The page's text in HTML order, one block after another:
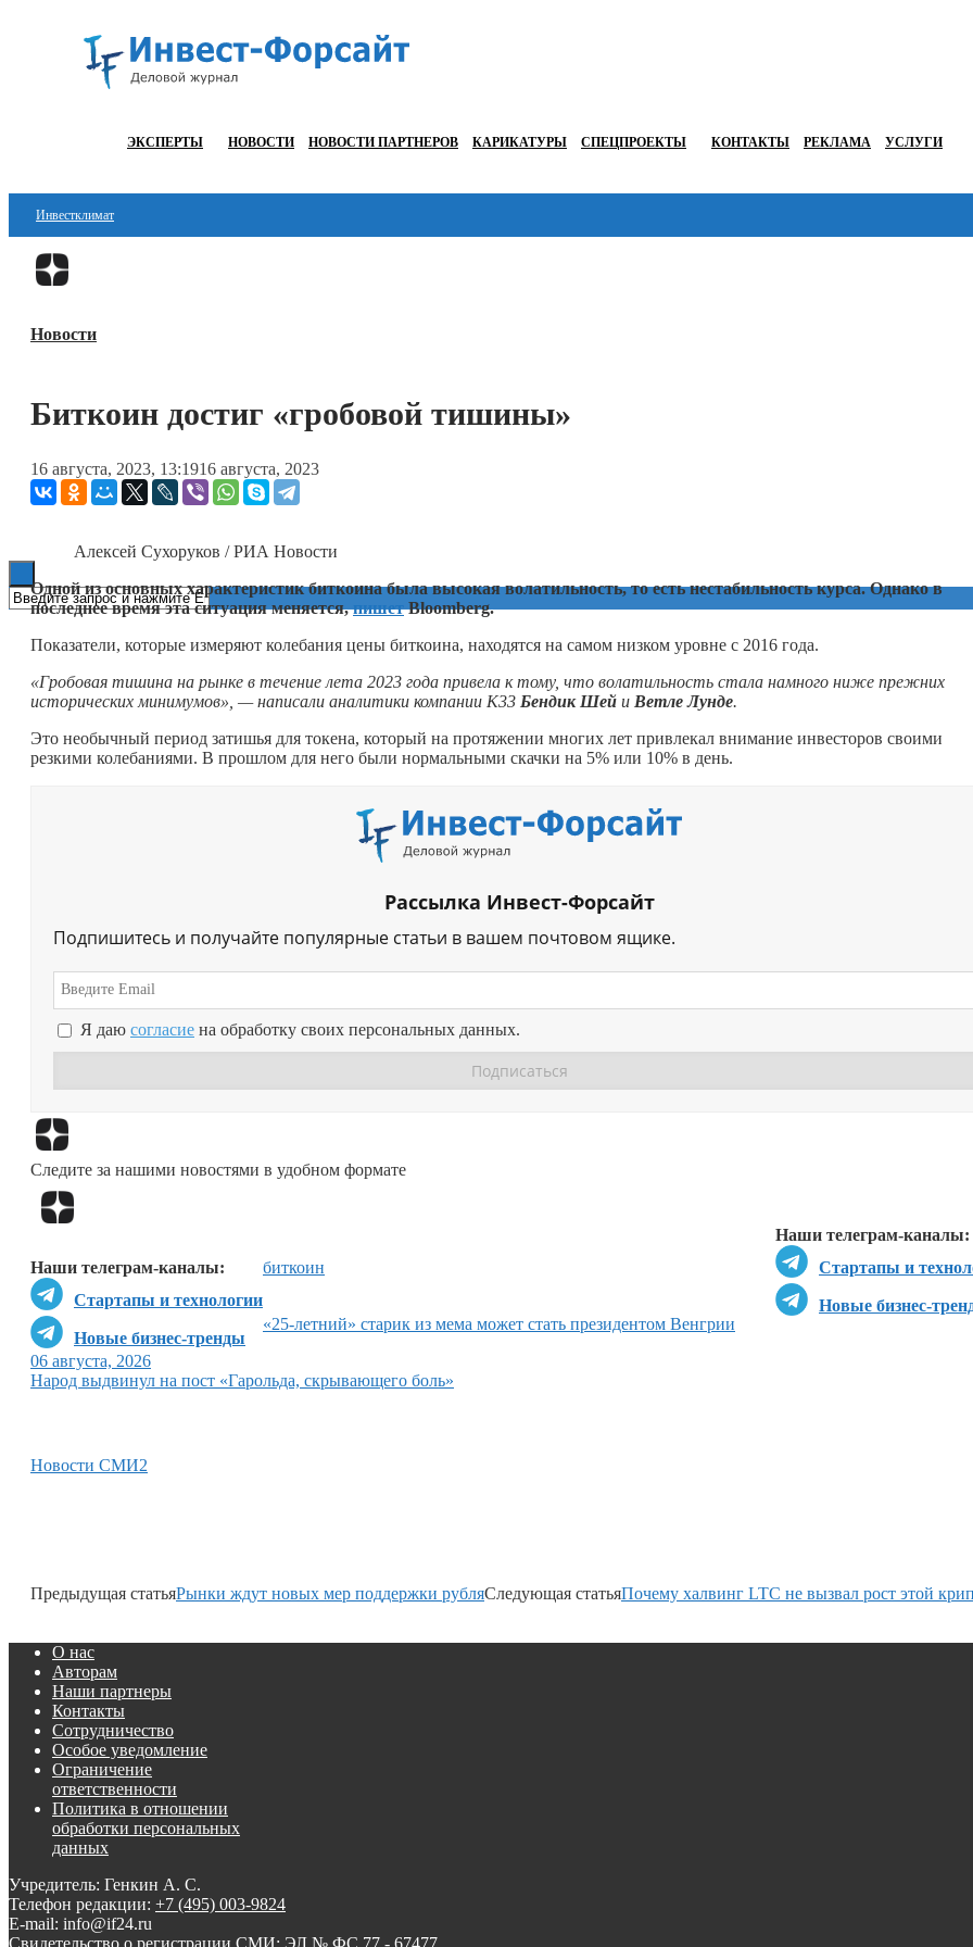
ЭКСПЕРТЫ НОВОСТИ НОВОСТИ ПАРТНЕРОВ КАРИКАТУРЫ СПЕЦПРОЕКТЫ КОНТАКТЫ РЕКЛАМА УСЛУГИ
Инвестклимат
Финансы
Блокчейн
ESG
Новости
Биткоин достиг «гробовой тишины»
16 августа, 2023, 13:1916 августа, 2023
Алексей Сухоруков / РИА Новости
Одной из основных характеристик биткоина была высокая волатильность, то есть нестабильность курса. Однако в
последнее время эта ситуация меняется,пишетBloomberg.
Показатели, которые измеряют колебания цены биткоина, находятся на самом низком уровне с 2016 года.
«Гробовая тишина на рынке в течение лета 2023 года привела к тому, что волатильность стала намного ниже прежних
исторических минимумов», — написали аналитики компании K33 Бендик Шей и Ветле Лунде.
Это необычный период затишья для токена, который на протяжении многих лет привлекал внимание инвесторов своими
резкими колебаниями. В прошлом для него были нормальными скачки на 5% или 10% в день.
Рассылка Инвест-Форсайт
Подпишитесь и получайте популярные статьи в вашем почтовом ящике.
Я даю согласие на обработку своих персональных данных.
Следите за нашими новостями в удобном формате
Наши телеграм-каналы:
Стартапы и
Новые бизнес-
Наши телеграм-каналы:
Стартапы и технологии
Новые бизнес-тренды
биткоин
«25-летний» старик из мема может стать президентом Венгрии
06 августа, 2026
Народ выдвинул на пост «Гарольда, скрывающего боль»
Новости СМИ2
Предыдущая статьяРынки ждут новых мер поддержки рубляСледующая статьяПочему халвинг LTC не вызвал рост этой
О нас
Авторам
Наши партнеры
Контакты
Сотрудничество
Особое уведомление
Ограничение
ответственности
Политика в отношении
обработки персональных
данных
Учредитель: Генкин А. С.
Телефон редакции: +7 (495) 003-9824
E-mail: info@if24.ru